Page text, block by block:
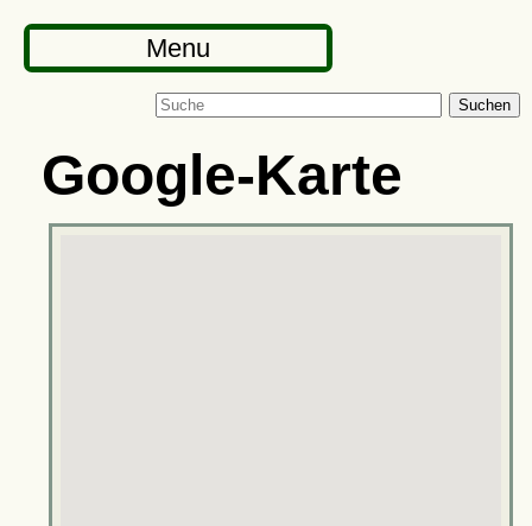
Menu
Suchen
Google-Karte